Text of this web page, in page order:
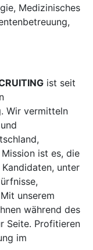
Medizinisches
ist seit
Wir vermitteln
ist es, die
unter
unserem
während des
Seite. Profitieren
im